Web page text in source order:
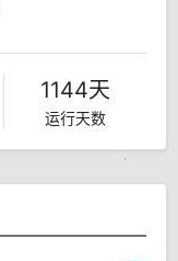
1144天
运行天数